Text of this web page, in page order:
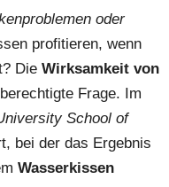
oder
profitieren, wenn
Die Wirksamkeit von
Frage. Im
School of
bei der das Ergebnis
Wasserkissen